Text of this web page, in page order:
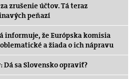
zrušenie účtov. Tá teraz
peňazí
informuje, že Európska komisia
a žiada o ich nápravu
sa Slovensko opraviť?